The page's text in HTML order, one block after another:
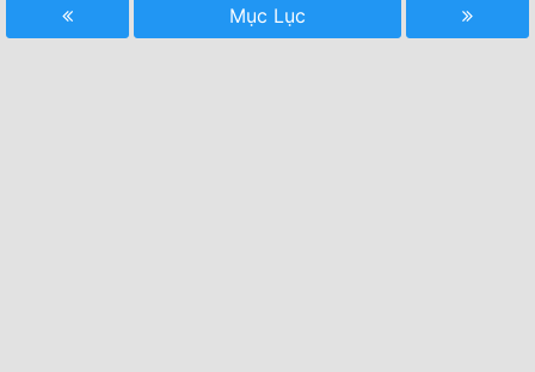
Hoàn Thành
Mục Lục